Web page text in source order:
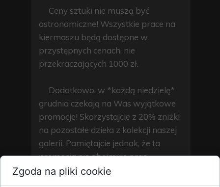
Ceny sztuki nie muszą być
astronomiczne! Wszystkie prace na
kiermaszu będą dostępne w
przystępnych cenach, nie
przekraczających 1000 zł.
Dodatkowo, w *każdą niedzielę*
grudnia czekają na Was wyjątkowe
promocje! Skorzystajcie z 20% zniżki
na pozostałe dzieła z kolekcji naszej
galerii. Pamiętajcie jednak, że ta
promocja nie obejmuje prac
stworzonych specjalnie na ten
Zgoda na pliki cookie